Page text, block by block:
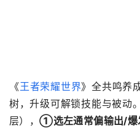
《王者荣耀世界》全共鸣养
树，升级可解锁技能与被动
层），①选左通常偏输出/